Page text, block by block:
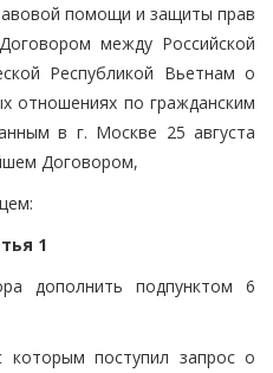
помощи и защиты прав
между Российской
Республикой Вьетнам о
отношениях по гражданским
в г. Москве 25 августа
Договором,
1
дополнить подпунктом 6
которым поступил запрос о